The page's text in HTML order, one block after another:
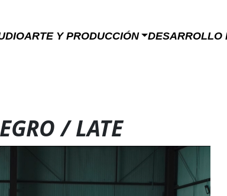
ARTE Y PRODUCCIÓN DESARROLLO
/ LATE